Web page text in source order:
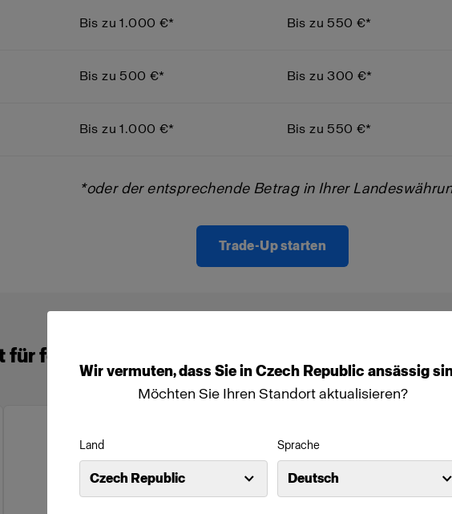
Wirvermuten,dass SieinCzech Republic ansässig
Möchten Sie Ihren Standort aktualisieren?
Land
Czech Republic
Sprache
Deutsch
Bis zu 1.000 €* Bis zu 550 €*
Bis zu 500 €* Bis zu 300 €*
Bis zu 1.000 €* Bis zu 550 €*
*oder der entsprechende Betrag in Ihrer
Trade-Up starten
folgende Produkte: